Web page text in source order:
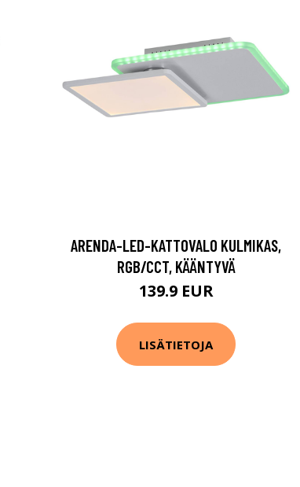
ARENDA-LED-KATTOVALO KULMIKAS,
RGB/CCT, KÄÄNTYVÄ
139.9 EUR
LISÄTIETOJA